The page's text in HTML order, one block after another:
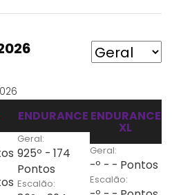
ENDURANCE
Geral:
925º - 174
Pontos
Escalão:
ENDURANCE
XL
Geral:
-º - - Pontos
Escalão: